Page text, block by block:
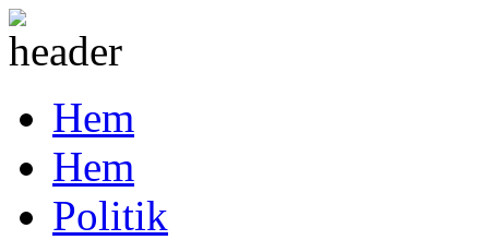
Hem
Hem
Politik